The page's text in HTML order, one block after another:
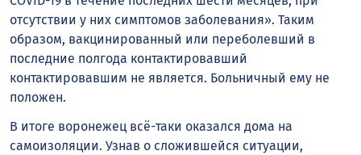
отсутствии у них симптомов заболевания». Таким
образом, вакцинированный или переболевший в
последние полгода контактировавший
контактировавшим не является. Больничный ему не
положен.
В итоге воронежец всё-таки оказался дома на
самоизоляции. Узнав о сложившейся ситуации,